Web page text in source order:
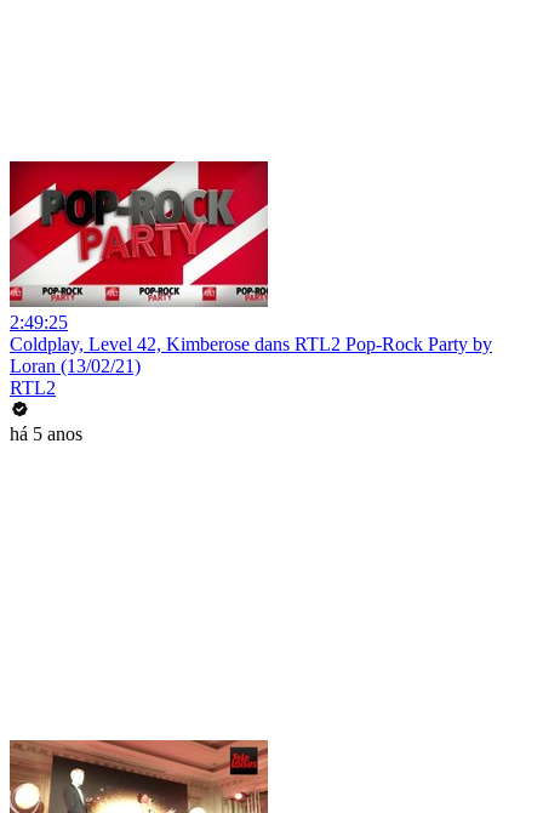
2:49:25
Coldplay, Level 42, Kimberose dans RTL2 Pop-Rock Party by
Loran (13/02/21)
RTL2
há 5 anos